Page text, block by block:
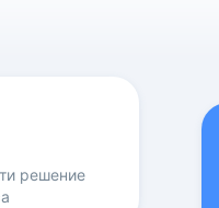
решение